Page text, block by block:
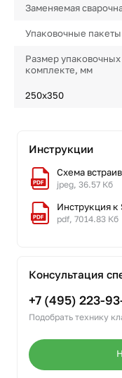
Заменяемая
Упаковочные пакеты
Размер упаковочных
комплекте, мм
250x350
Инструкции
Схема
jpeg, 36.57 Кб
Инструкция к
pdf, 7014.83 Кб
Консультация
+7 (495) 223-
Подобрать технику